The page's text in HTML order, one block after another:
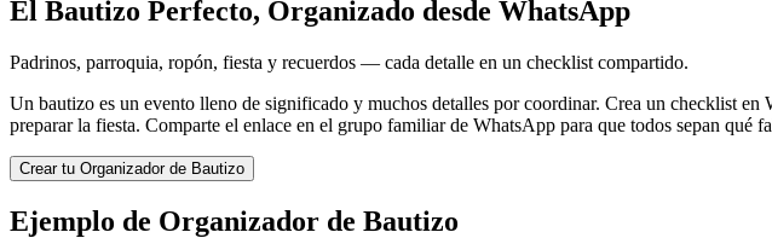
El Bautizo Perfecto, Organizado desde WhatsApp
Padrinos, parroquia, ropón, fiesta y recuerdos — cada detalle en un checklist compartido.
Un bautizo es un evento lleno de significado y muchos detalles por coordinar. Crea un checklist
preparar la fiesta. Comparte el enlace en el grupo familiar de WhatsApp para que todos sepan qué
Crear tu Organizador de Bautizo
Ejemplo de Organizador de Bautizo